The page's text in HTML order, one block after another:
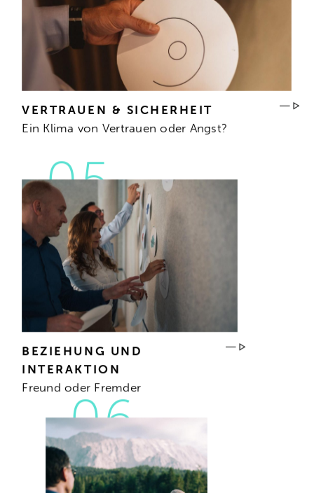
VERTRAUEN & SICHERHEIT
Ein Klima von Vertrauen oder Angst?
BEZIEHUNG UND
INTERAKTION
Freund oder Fremder